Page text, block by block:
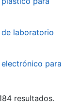
laboratorio
para
resultados.